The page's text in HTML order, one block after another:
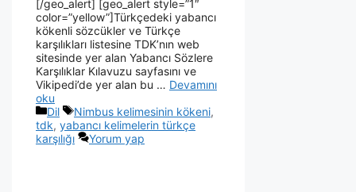
[/geo_alert] [geo_alert style=”1″
color=”yellow”]Türkçedeki yabancı
kökenli sözcükler ve Türkçe
karşılıkları listesine TDK’nın web
sitesinde yer alan Yabancı Sözlere
Karşılıklar Kılavuzu sayfasını ve
Vikipedi’de yer alan bu … Devamını
oku
Dil
Nimbus kelimesinin kökeni,
tdk, yabancı kelimelerin türkçe
karşılığı
Yorum yap